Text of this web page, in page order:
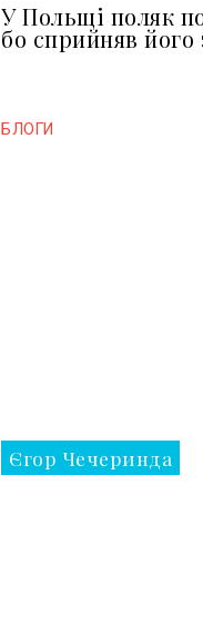
У Польщі поляк
бо сприйняв його
БЛОГИ
Єгор Чечеринда